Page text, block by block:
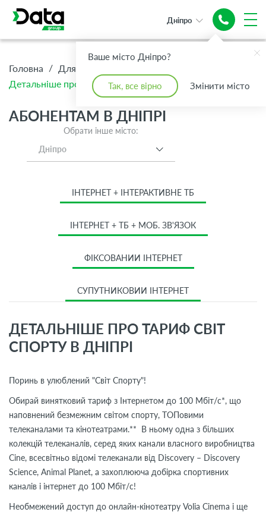
Ваше місто Дніпро?
Так, все вірно Змінити місто
Дніпро
Головна / Для Дому
Детальніше про тариф Світ Спорту
АБОНЕНТАМ В ДНІПРІ
Обрати інше місто:
Дніпро
ІНТЕРНЕТ + ІНТЕРАКТИВНЕ ТБ
ІНТЕРНЕТ + ТБ + МОБ. ЗВ'ЯЗОК
ФІКСОВАНИЙ ІНТЕРНЕТ
СУПУТНИКОВИЙ ІНТЕРНЕТ
ДЕТАЛЬНІШЕ ПРО ТАРИФ СВІТ
СПОРТУ В ДНІПРІ
Поринь в улюблений "Світ Спорту"!
Обирай винятковий тариф з Інтернетом до 100 Мбіт/с*, що
наповнений безмежним світом спорту, ТОПовими
телеканалами та кінотеатрами.** В ньому одна з більших
колекцій телеканалів, серед яких канали власного виробництва
Cine, всесвітньо відомі телеканали від Discovery – Discovery
Science, Animal Planet, а захоплююча добірка спортивних
каналів і інтернет до 100 Мбіт/с!
Необмежений доступ до онлайн-кінотеатру Volia Cinema і ще